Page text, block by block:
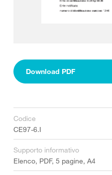
Download PDF
Codice
CE97-6.I
Supporto informativo
Elenco, PDF, 5 pagine, A4